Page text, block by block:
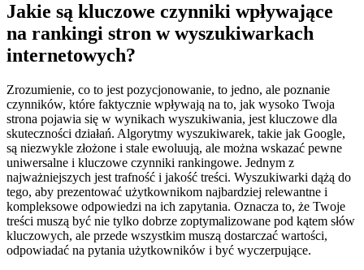
Jakie są kluczowe czynniki wpływające
na rankingi stron w wyszukiwarkach
internetowych?
Zrozumienie, co to jest pozycjonowanie, to jedno, ale poznanie
czynników, które faktycznie wpływają na to, jak wysoko Twoja
strona pojawia się w wynikach wyszukiwania, jest kluczowe dla
skuteczności działań. Algorytmy wyszukiwarek, takie jak Google,
są niezwykle złożone i stale ewoluują, ale można wskazać pewne
uniwersalne i kluczowe czynniki rankingowe. Jednym z
najważniejszych jest trafność i jakość treści. Wyszukiwarki dążą do
tego, aby prezentować użytkownikom najbardziej relewantne i
kompleksowe odpowiedzi na ich zapytania. Oznacza to, że Twoje
treści muszą być nie tylko dobrze zoptymalizowane pod kątem słów
kluczowych, ale przede wszystkim muszą dostarczać wartości,
odpowiadać na pytania użytkowników i być wyczerpujące.